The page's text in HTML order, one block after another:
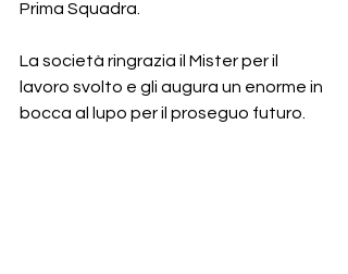
Prima Squadra.
La società ringrazia il Mister per il
lavoro svolto e gli augura un enorme in
bocca al lupo per il proseguo futuro.